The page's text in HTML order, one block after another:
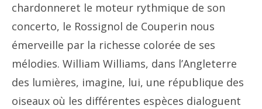
chardonneret le moteur rythmique de son
concerto, le Rossignol de Couperin nous
émerveille par la richesse colorée de ses
mélodies. William Williams, dans l’Angleterre
des lumières, imagine, lui, une république des
oiseaux où les différentes espèces dialoguent